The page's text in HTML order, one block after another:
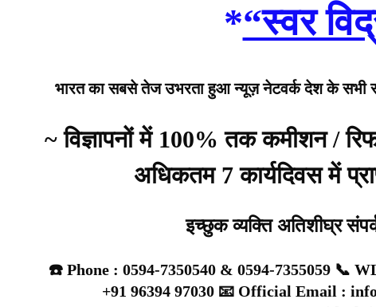
*“स्वर
भारत का सबसे तेज उभरता हुआ न्यूज़ नेटवर्क देश के सभी
~ विज्ञापनों में 100% तक कमीशन /
अधिकतम 7 कार्यदिवस में
इच्छुक व्यक्ति अतिशीघ्र
☎️ Phone : 0594-7350540 & 0594-7355059 📞
+91 96394 97030 📧 Official Email :